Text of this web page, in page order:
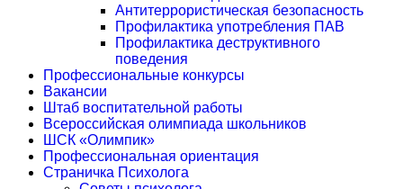
Антитеррористическая безопасность
Профилактика употребления ПАВ
Профилактика деструктивного
поведения
Профессиональные конкурсы
Вакансии
Штаб воспитательной работы
Всероссийская олимпиада школьников
ШСК «Олимпик»
Профессиональная ориентация
Страничка Психолога